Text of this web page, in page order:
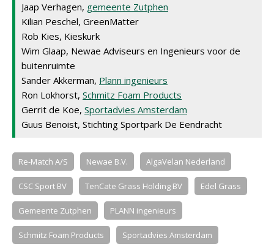
Jaap Verhagen, gemeente Zutphen
Kilian Peschel, GreenMatter
Rob Kies, Kieskurk
Wim Glaap, Newae Adviseurs en Ingenieurs voor de
buitenruimte
Sander Akkerman, Plann ingenieurs
Ron Lokhorst, Schmitz Foam Products
Gerrit de Koe, Sportadvies Amsterdam
Guus Benoist, Stichting Sportpark De Eendracht
Re-Match A/S Newae B.V. AlgaVelan Nederland
CSC Sport BV TenCate Grass Holding BV Edel Grass
Gemeente Zutphen PLANN ingenieurs
Schmitz Foam Products Sportadvies Amsterdam